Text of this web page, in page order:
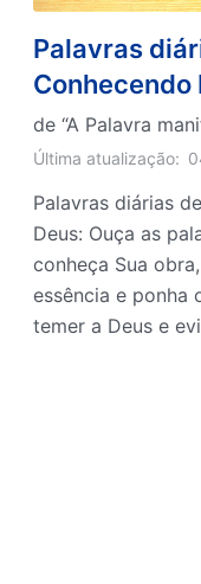
Palavras
Conhecendo
de “A Palavra
Última atualização:
Palavras diárias
Deus: Ouça as
conheça Sua
essência e ponha
temer a Deus e